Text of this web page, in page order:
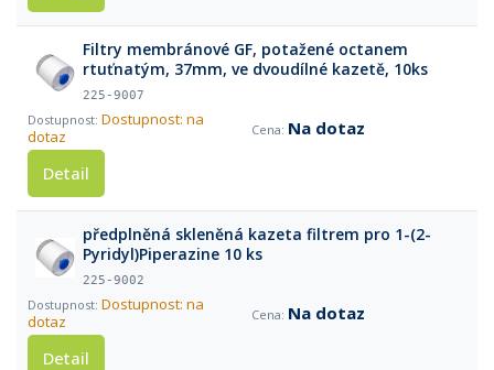
Filtry membránové GF, potažené octanem
rtuťnatým, 37mm, ve dvoudílné kazetě, 10ks
225-9007
Dostupnost: na
dotaz
Na dotaz
Detail
předplněná skleněná kazeta filtrem pro 1-(2-
Pyridyl)Piperazine 10 ks
225-9002
Dostupnost: na
dotaz
Na dotaz
Detail